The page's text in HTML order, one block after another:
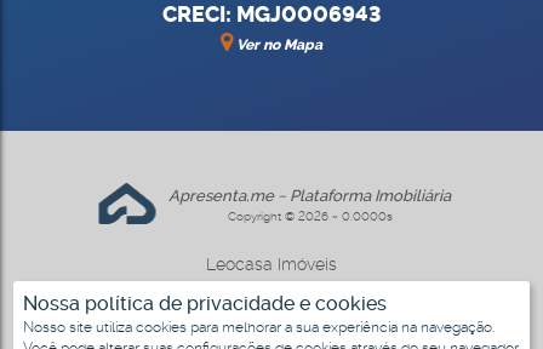
Nossa política de privacidade e cookies
Nosso site utiliza cookies para melhorar a sua experiência na navegação.
CRECI: MGJ0006943
Ver no Mapa
Apresenta.me ~ Plataforma Imobiliária
Copyright © 2026 ~ 0.0000s
Leocasa Imóveis